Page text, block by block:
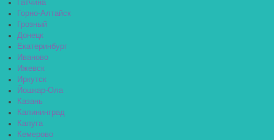
Гатчина
Горно-Алтайск
Грозный
Донецк
Екатеринбург
Иваново
Ижевск
Иркутск
Йошкар-Ола
Казань
Калининград
Калуга
Кемерово